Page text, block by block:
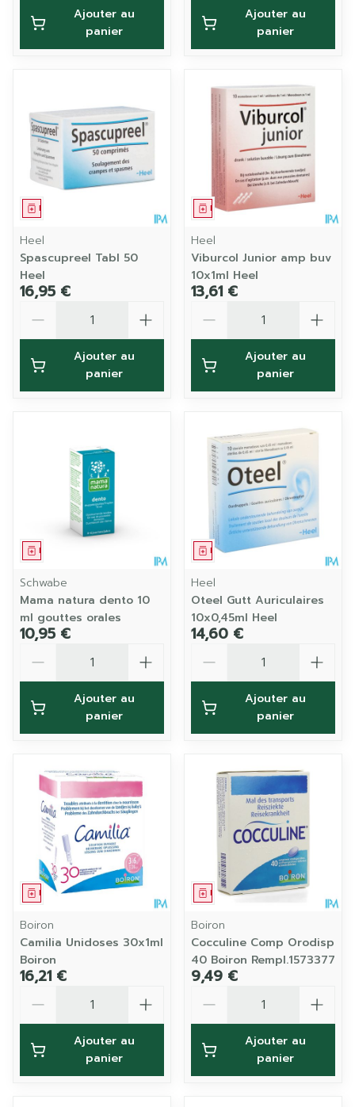
Ajouter au
panier
Ajouter au
panier
Médicament
Heel
Spascupreel Tabl 50
Heel
16,95 €
Ajouter au
panier
Médicament
Heel
Viburcol Junior amp buv
10x1ml Heel
13,61 €
Ajouter au
panier
Médicament
Schwabe
Mama natura dento 10
ml gouttes orales
10,95 €
Ajouter au
panier
Médicament
Heel
Oteel Gutt Auriculaires
10x0,45ml Heel
14,60 €
Ajouter au
panier
Médicament
Boiron
Camilia Unidoses 30x1ml
Boiron
16,21 €
Ajouter au
panier
Médicament
Boiron
Cocculine Comp Orodisp
40 Boiron Rempl.1573377
9,49 €
Ajouter au
panier